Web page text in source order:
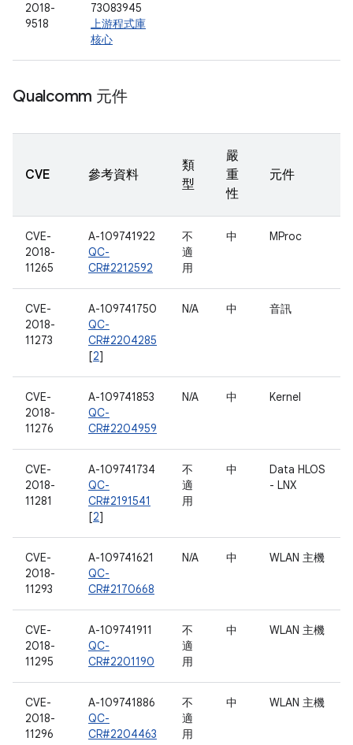
2018-
9518
73083945
上游程式庫
核心
Qualcomm 元件
CVE 參考資料
類
型
嚴
重
性
元件
CVE-
2018-
11265
A-109741922
QC-
CR#2212592
不
適
用
中 MProc
CVE-
2018-
11273
A-109741750
QC-
CR#2204285
[2]
N/A 中 音訊
CVE-
2018-
11276
A-109741853
QC-
CR#2204959
N/A 中 Kernel
CVE-
2018-
11281
A-109741734
QC-
CR#2191541
[2]
不
適
用
中
Data HLOS
- LNX
CVE-
2018-
11293
A-109741621
QC-
CR#2170668
N/A 中 WLAN 主機
CVE-
2018-
11295
A-109741911
QC-
CR#2201190
不
適
用
中 WLAN 主機
CVE-
2018-
11296
A-109741886
QC-
CR#2204463
不
適
用
中 WLAN 主機